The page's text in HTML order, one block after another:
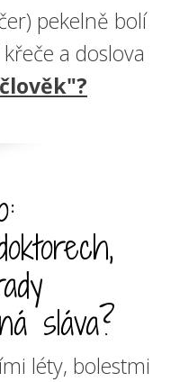
pekelně bolí
a doslova
sláva?
léty, bolestmi